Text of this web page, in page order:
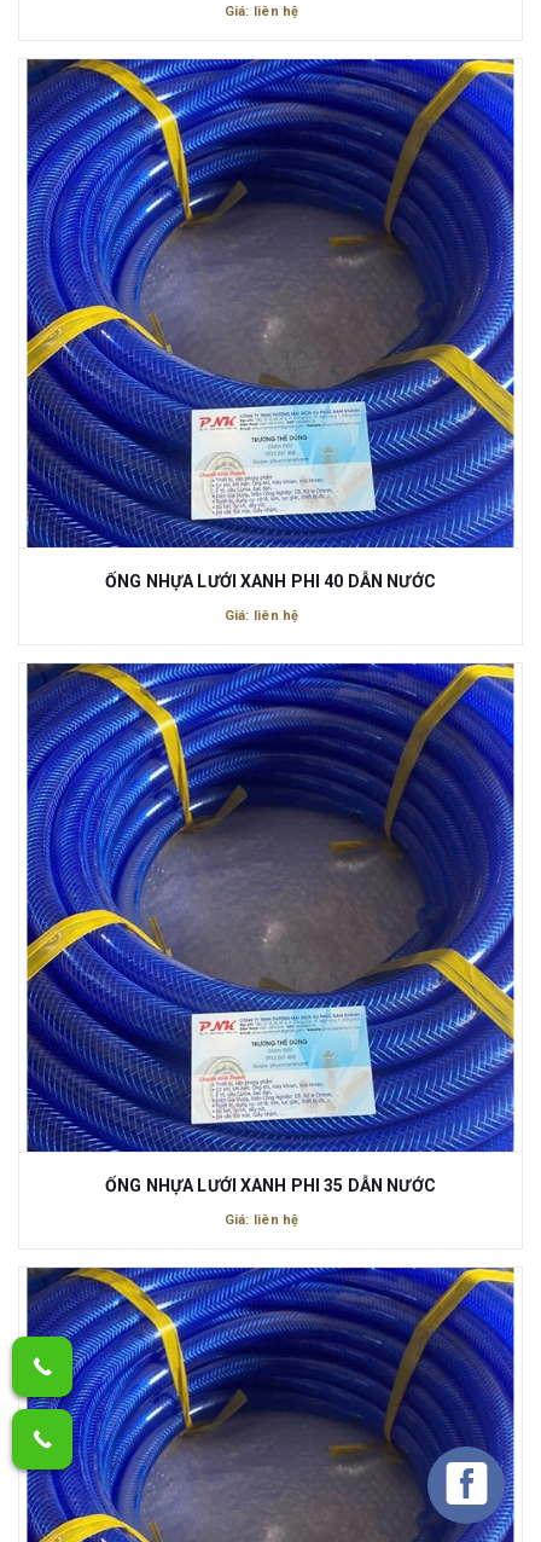
Giá: liên hệ
ỐNG NHỰA LƯỚI XANH PHI 40 DẪN NƯỚC
Giá: liên hệ
ỐNG NHỰA LƯỚI XANH PHI 35 DẪN NƯỚC
Giá: liên hệ